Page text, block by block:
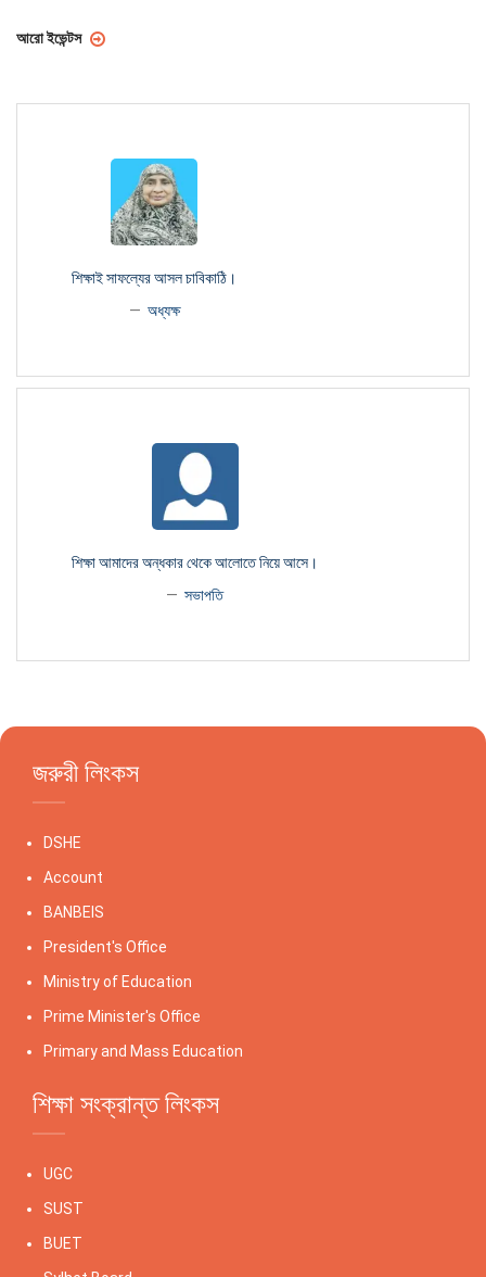
আরো ইভেন্টস
শিক্ষাই সাফল্যের আসল চাবিকাঠি।
অধ্যক্ষ
শিক্ষা আমাদের অন্ধকার থেকে আলোতে নিয়ে আসে।
সভাপতি
জরুরী লিংকস
DSHE
Account
BANBEIS
President's Office
Ministry of Education
Prime Minister's Office
Primary and Mass Education
শিক্ষা সংক্রান্ত লিংকস
UGC
SUST
BUET